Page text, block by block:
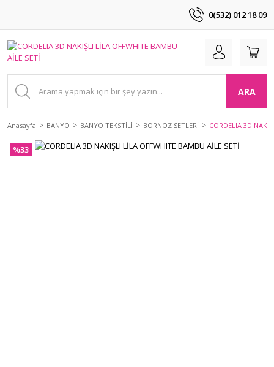
0(532) 012 18 09
ARA
Anasayfa BANYO BANYO TEKSTİLİ BORNOZ SETLERİ CORDELIA 3D
%33